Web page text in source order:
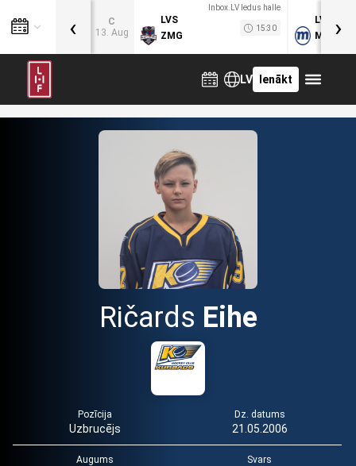
C
13. Aug
Inbox.LV ledus halle
LVS
ZMG
15:30
LVB
MOG
‹ ›
LV Ienākt
Ričards Eihe
Pozīcija
Uzbrucējs
Dz. datums
21.05.2006
Augums Svars